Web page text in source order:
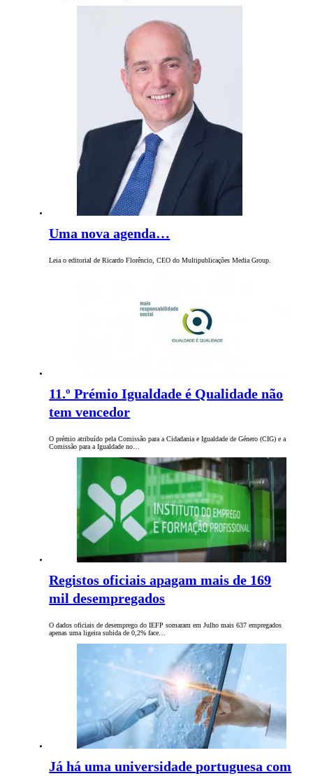
Uma nova agenda…
Leia o editorial de Ricardo Florêncio, CEO do Multipublicações Media Group.
11.º Prémio Igualdade é Qualidade não
tem vencedor
O prémio atribuído pela Comissão para a Cidadania e Igualdade de Género (CIG) e a
Comissão para a Igualdade no…
Registos oficiais apagam mais de 169
mil desempregados
O dados oficiais de desemprego do IEFP somaram em Julho mais 637 empregados
apenas uma ligeira subida de 0,2% face…
Já há uma universidade portuguesa com